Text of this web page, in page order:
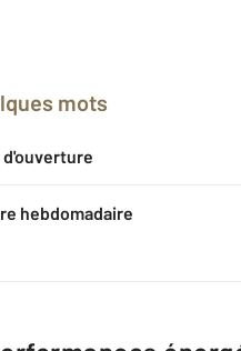
mots
d'ouverture
hebdomadaire